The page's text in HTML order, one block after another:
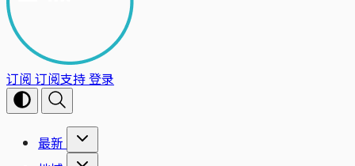
订阅 订阅支持登录
最新